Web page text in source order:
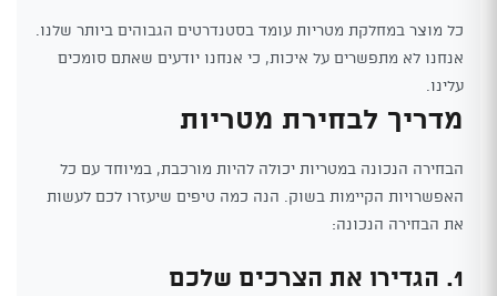
כל מוצר במחלקת מטריות עומד בסטנדרטים הגבוהים ביותר שלנו.
אנחנו לא מתפשרים על איכות, כי אנחנו יודעים שאתם סומכים
עלינו.
מדריך לבחירת מטריות
הבחירה הנכונה במטריות יכולה להיות מורכבת, במיוחד עם כל
האפשרויות הקיימות בשוק. הנה כמה טיפים שיעזרו לכם לעשות
את הבחירה הנכונה:
1. הגדירו את הצרכים שלכם